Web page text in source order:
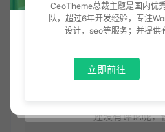
还没有评论呢，
CeoTheme总裁主题是国内优
队，超过6年开发经验，专注
设计，seo等服务；并提供
立即前往